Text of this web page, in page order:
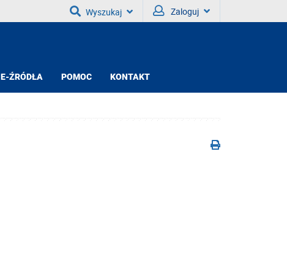
Wyszukaj Zaloguj
E-ŹRÓDŁA POMOC KONTAKT